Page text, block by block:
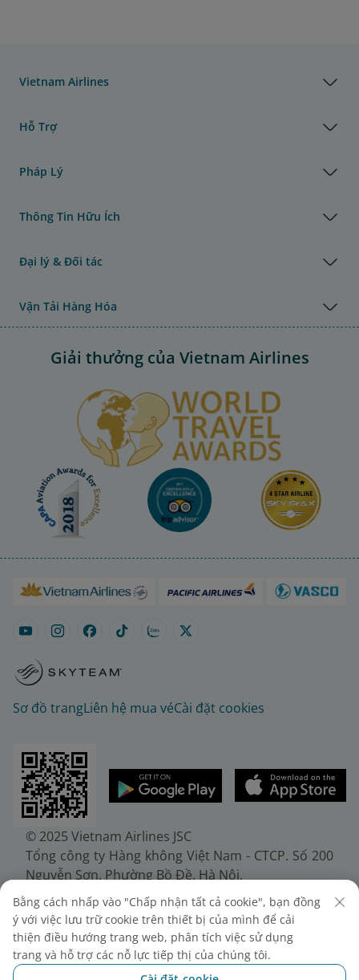
Vietnam Airlines
Hỗ Trợ
Pháp Lý
Thông Tin Hữu Ích
Đại lý & Đối tác
Vận Tải Hàng Hóa
Giải thưởng của Vietnam Airlines
Sơ đồ trangLiên hệ mua véCài đặt cookies
© 2025 Vietnam Airlines JSC
Tổng công ty Hàng không Việt Nam - CTCP. Số 200
Nguyễn Sơn, Phường Bồ Đề, Hà Nội.
Điện thoại: (+84-24) 38272289. Fax: (+84-24)
38722375
Giấy chứng nhận đăng ký doanh nghiệp, mã số
doanh nghiệp 0100107518, đăng ký lần đầu ngày
30/6/2010, đăng ký thay đổi lần thứ 10 ngày
Bằng cách nhấp vào "Chấp nhận tất cả cookie", bạn đồng
ý với việc lưu trữ cookie trên thiết bị của mình để cải
thiện điều hướng trang web, phân tích việc sử dụng
trang và hỗ trợ các nỗ lực tiếp thị của chúng tôi.